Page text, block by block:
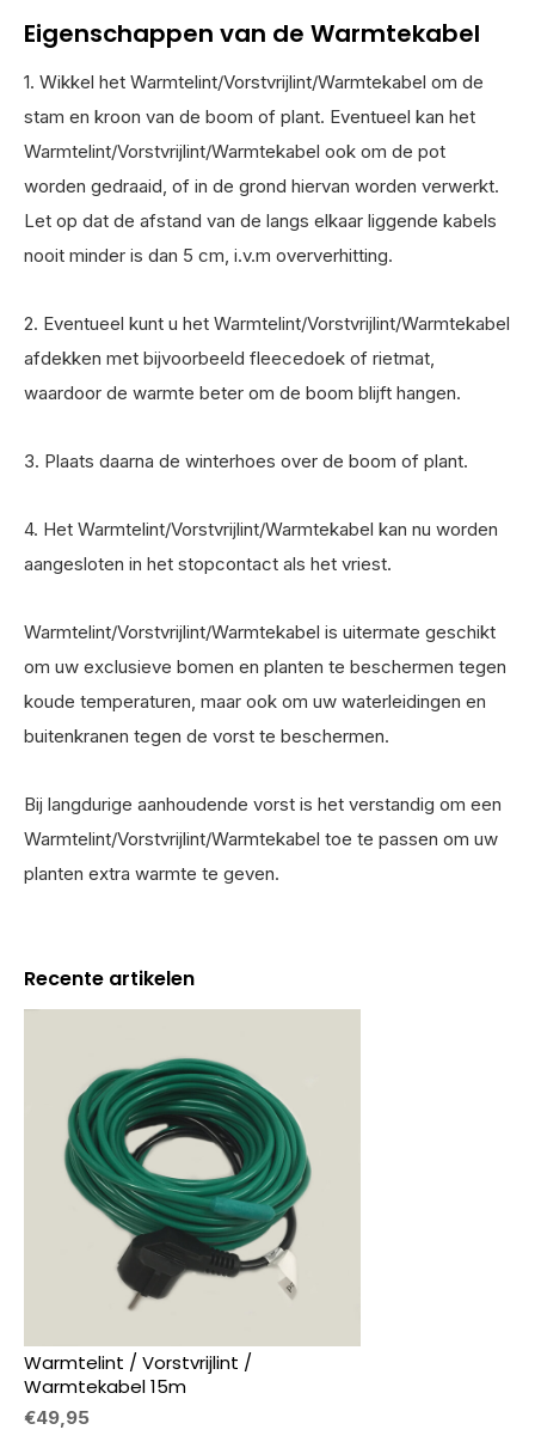
Eigenschappen van de Warmtekabel
1. Wikkel het Warmtelint/Vorstvrijlint/Warmtekabel om de
stam en kroon van de boom of plant. Eventueel kan het
Warmtelint/Vorstvrijlint/Warmtekabel ook om de pot
worden gedraaid, of in de grond hiervan worden verwerkt.
Let op dat de afstand van de langs elkaar liggende kabels
nooit minder is dan 5 cm, i.v.m oververhitting.
2. Eventueel kunt u het Warmtelint/Vorstvrijlint/Warmtekabel
afdekken met bijvoorbeeld fleecedoek of rietmat,
waardoor de warmte beter om de boom blijft hangen.
3. Plaats daarna de winterhoes over de boom of plant.
4. Het Warmtelint/Vorstvrijlint/Warmtekabel kan nu worden
aangesloten in het stopcontact als het vriest.
Warmtelint/Vorstvrijlint/Warmtekabel is uitermate geschikt
om uw exclusieve bomen en planten te beschermen tegen
koude temperaturen, maar ook om uw waterleidingen en
buitenkranen tegen de vorst te beschermen.
Bij langdurige aanhoudende vorst is het verstandig om een
Warmtelint/Vorstvrijlint/Warmtekabel toe te passen om uw
planten extra warmte te geven.
Recente artikelen
Warmtelint / Vorstvrijlint /
Warmtekabel 15m
€49,95